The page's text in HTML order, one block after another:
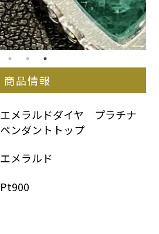
商品情報
エメラルドダイヤ　プラチナ
ペンダントトップ
エメラルド
Pt900